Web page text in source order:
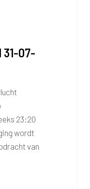
31-07-
23:20
wordt
van